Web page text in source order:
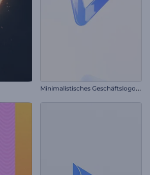
M
inimalistisches Geschäftslogo-Reveal